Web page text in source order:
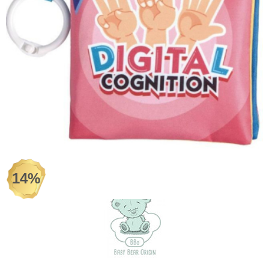
Hranilice, flašice i cucle
Monitori, Ogradice i tricikli
Posteljine, vrećice i baldahini
Odeća i obuća
Igračke za bebe i decu
AKCIJA
Prodavnica
14%